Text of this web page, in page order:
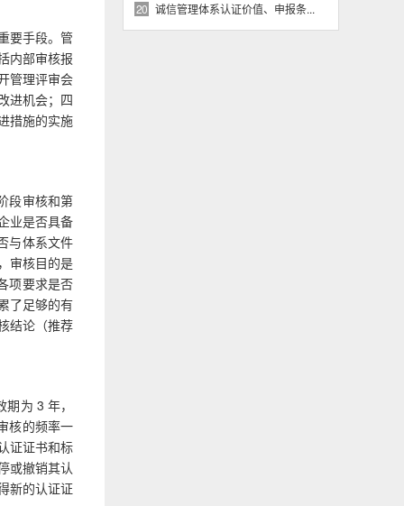
20 诚信管理体系认证价值、申报条...
要手段。管
内部审核报
管理评审会
进机会；四
措施的实施
段审核和第
业是否具备
与体系文件
审核目的是
项要求是否
了足够的有
结论（推荐
为 3 年，
核的频率一
证证书和标
或撤销其认
新的认证证